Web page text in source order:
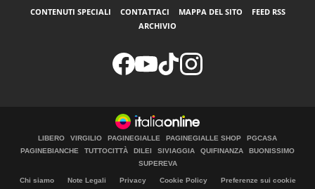
CONTENUTI SPECIALI CONTATTACI MAPPA DEL SITO
FEED RSS
ARCHIVIO
LIBERO VIRGILIO PAGINEGIALLE PAGINEGIALLE SHOP
PGCASA
PAGINEBIANCHE
TUTTOCITTÀ DILEI SIVIAGGIA QUIFINANZA
BUONISSIMO
SUPEREVA
Chi siamo Note Legali Privacy Cookie Policy
Preferenze sui cookie